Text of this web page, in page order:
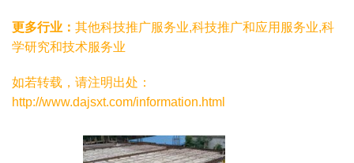
更多行业： 其他科技推广服务业,科技推广和应用服务业,科
学研究和技术服务业
如若转载，请注明出处：
http://www.dajsxt.com/information.html